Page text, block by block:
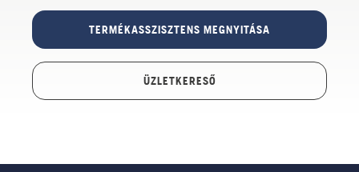
TERMÉKASSZISZTENS MEGNYITÁSA
ÜZLETKERESŐ